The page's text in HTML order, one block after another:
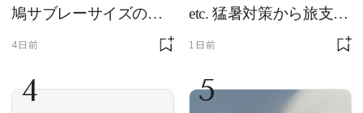
鳩サブレーサイズのポ
ーチ「はとっこ」を限
4日前
etc. 猛暑対策から旅支度
まで！ ｜今週の人気記
1日前
4 5